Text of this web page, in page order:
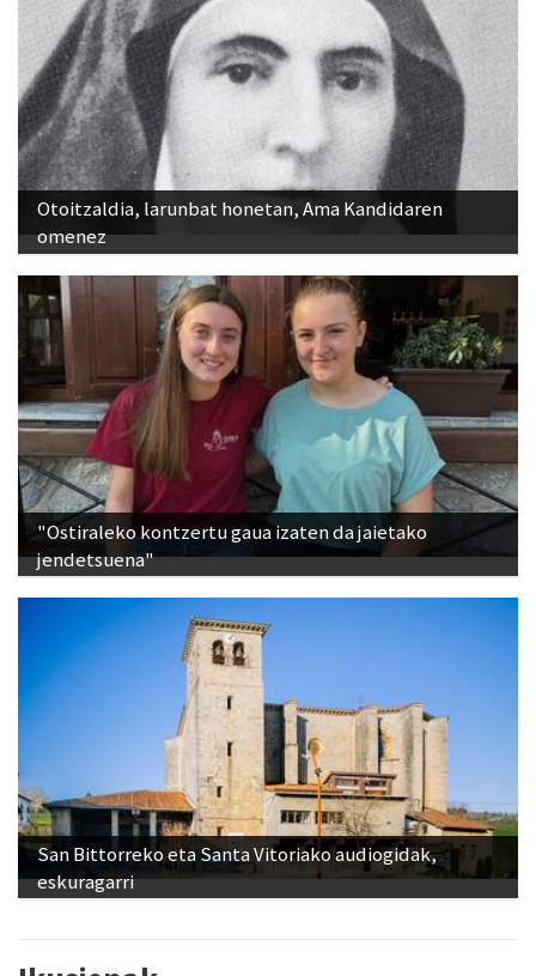
Otoitzaldia, larunbat honetan, Ama Kandidaren
omenez
"Ostiraleko kontzertu gaua izaten da jaietako
jendetsuena"
San Bittorreko eta Santa Vitoriako audiogidak,
eskuragarri